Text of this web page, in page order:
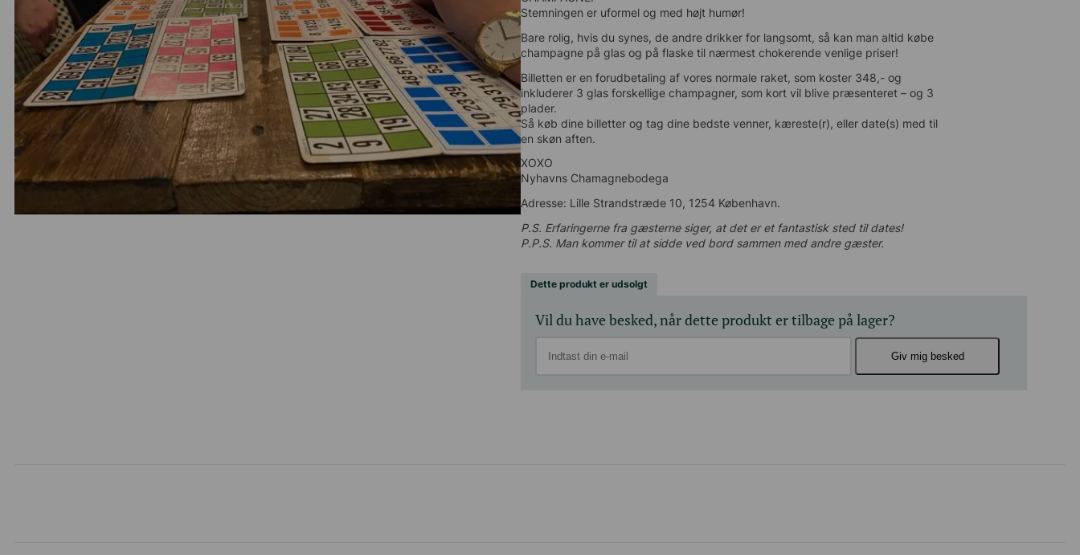
Stemningen er uformel og med højt humør!
Bare rolig, hvis du synes, de andre drikker for langsomt, så kan man altid købe
champagne på glas og på flaske til nærmest chokerende venlige priser!
Billetten er en forudbetaling af vores normale raket, som koster 348,- og inkluderer
3 glas forskellige champagner, som kort vil blive præsenteret – og 3 plader.
Så køb dine billetter og tag dine bedste venner, kæreste(r), eller date(s) med til en
skøn aften.
Nyhavns Chamagnebodega
Adresse: Lille Strandstræde 10, 1254 København.
P.S. Erfaringerne fra gæsterne siger, at det er et fantastisk sted til dates!
P.P.S. Man kommer til at sidde ved bord sammen med andre gæster.
Giv mig besked